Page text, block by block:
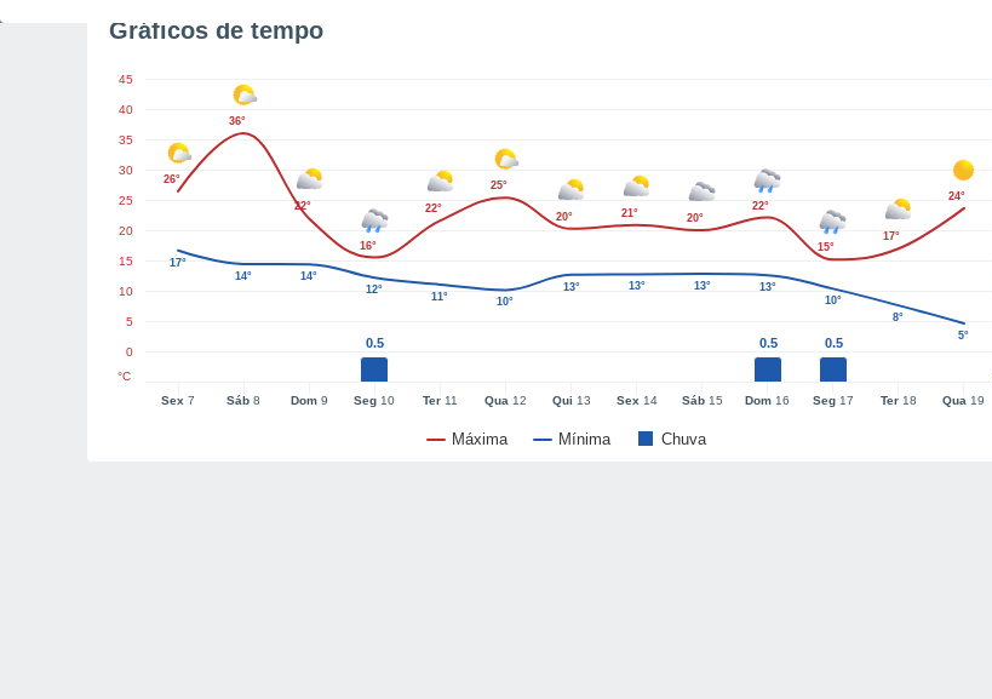
Gráficos de tempo
Máxima Mínima Chuva
Sex 7 Sáb 8 Dom9 Seg 10 Ter11 Qua 12 Qui 13 Sex 14 Sáb15 Dom 16 Seg17 Ter18 Qua 19
0
5
10
15
20
25
30
35
40
45
°C
0.5 0.5 0.5
26°
36°
22°
16°
22°
25°
20° 21° 20°
22°
15°
17°
24°
17°
14°
14°
12°
11° 10°
13° 13° 13°
13°
10°
8°
5°